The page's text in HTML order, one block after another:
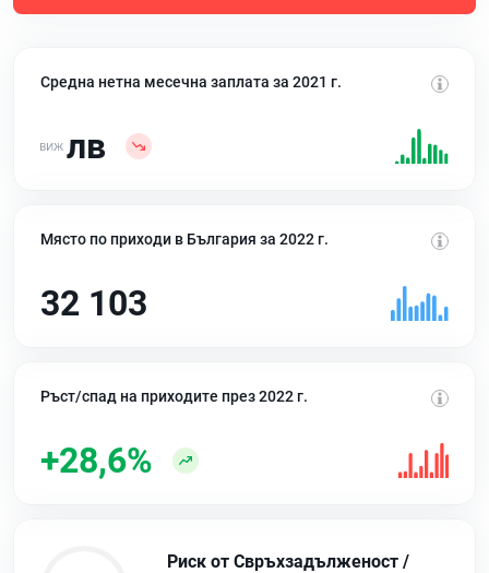
Средна нетна месечна заплата за 2021 г.
лв
Място по приходи в България за 2022 г.
32 103
Ръст/спад на приходите през 2022 г.
+28,6%
Риск от Свръхзадълженост /